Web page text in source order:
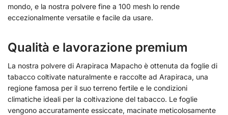
mondo, e la nostra polvere fine a 100 mesh lo rende
eccezionalmente versatile e facile da usare.
Qualità e lavorazione premium
La nostra polvere di Arapiraca Mapacho è ottenuta da foglie di
tabacco coltivate naturalmente e raccolte ad Arapiraca, una
regione famosa per il suo terreno fertile e le condizioni
climatiche ideali per la coltivazione del tabacco. Le foglie
vengono accuratamente essiccate, macinate meticolosamente